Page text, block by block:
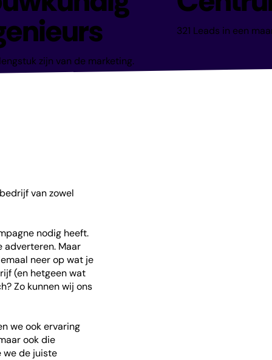
zijn van de marketing.
321 Leads in een
van zowel
nodig heeft.
adverteren. Maar
neer op wat je
(en hetgeen wat
Zo kunnen wij ons
we ook ervaring
ook die
we de juiste